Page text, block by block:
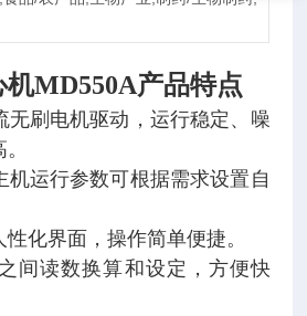
机MD550A产品特点
刷电机驱动，运行稳定、噪
运行参数可根据需求设置自
化界面，操作简单便捷。
间读数换算和设定，方便快